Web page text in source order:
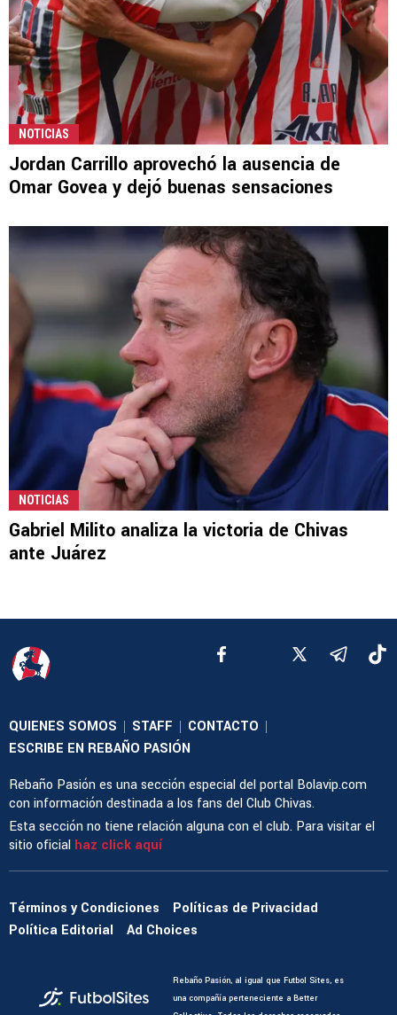
NOTICIAS
Jordan Carrillo aprovechó la ausencia de
Omar Govea y dejó buenas sensaciones
NOTICIAS
Gabriel Milito analiza la victoria de Chivas
ante Juárez
QUIENES SOMOS | STAFF | CONTACTO |
ESCRIBE EN REBAÑO PASIÓN
Rebaño Pasión es una sección especial del portal Bolavip.com
con información destinada a los fans del Club Chivas.
Esta sección no tiene relación alguna con el club. Para visitar el
sitio oficial haz click aquí
Términos y Condiciones
Políticas de Privacidad
Política Editorial
Ad Choices
Rebaño Pasión, al igual que Futbol Sites, es
una compañía perteneciente a Better